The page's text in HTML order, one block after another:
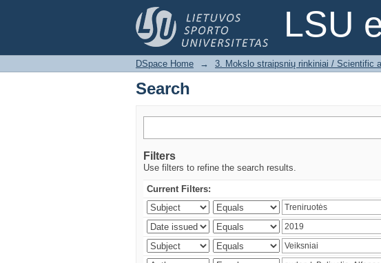
LSU
Search
DSpace Home → 3. Mokslo straipsnių rinkiniai / Scientific
Search
Filters
Use filters to refine the search results.
Current Filters: